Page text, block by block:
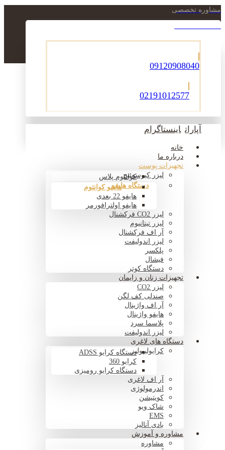
مشاوره تخصصی
09120908040
02191012577
آپارات اینستاگرام
خانه
درباره ما
تجهیزات پوست
لیزر کیوسوئیچکوانتوم پلاس
دستگاه هایفوهایفو کوانتوم
هایفو 22 بعدی
هایفو اولترافورمر
لیزر CO2 فرکشنال
لیزر تیتانیوم
آر اف فرکشنال
لیزر اندولیفت
پلکسر
فیشال
دستگاه کوتر
تجهیزات زنان و زایمان
لیزر CO2
صندلی کف لگن
آر اف واژینال
هایفو واژینال
پلاسما سرد
لیزر اندولیفت
دستگاه های لاغری
کرایولیپولیزدستگاه کرایو ADSS
کرایو 360
دستگاه کرایو رومیزی
آر اف لاغری
اندرمولوژی
کویتیشن
شاک ویو
EMS
بادی آنالیز
مشاوره و آموزش
مشاوره